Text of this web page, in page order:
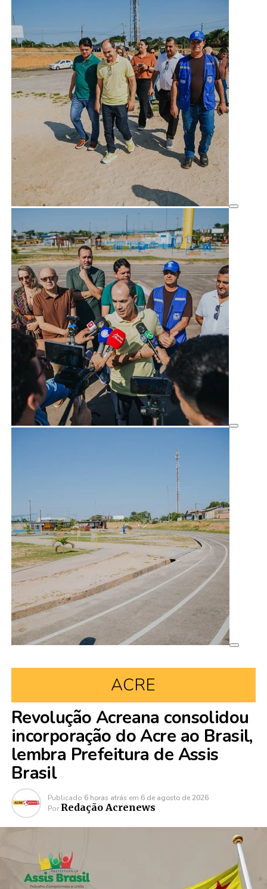
ACRE
Revolução Acreana consolidou
incorporação do Acre ao Brasil,
lembra Prefeitura de Assis
Brasil
Publicado 6 horas atrás em 6 de agosto de 2026
Por Redação Acrenews